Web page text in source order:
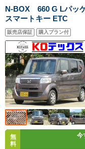
N-BOX 660 G Lパッ
スマートキー ETC
販売店保証 購入プラン付
無
料
今